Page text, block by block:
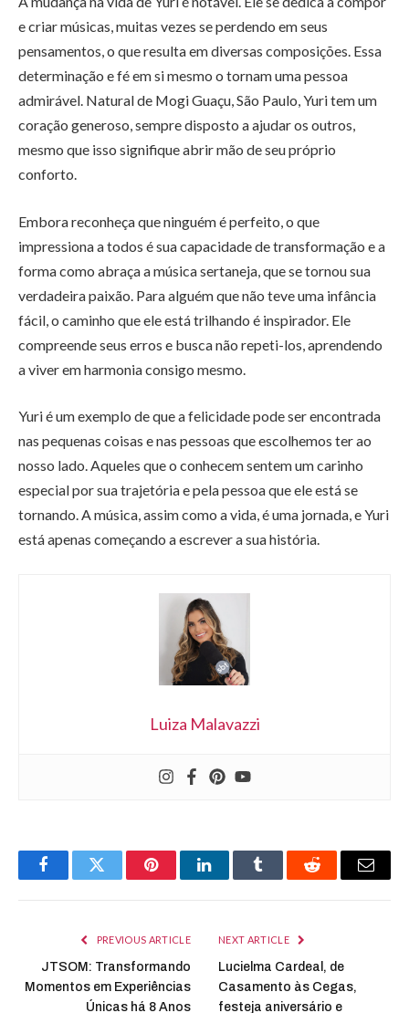
e criar músicas, muitas vezes se perdendo em seus
pensamentos, o que resulta em diversas composições. Essa
determinação e fé em si mesmo o tornam uma pessoa
admirável. Natural de Mogi Guaçu, São Paulo, Yuri tem um
coração generoso, sempre disposto a ajudar os outros,
mesmo que isso signifique abrir mão de seu próprio
conforto.
Embora reconheça que ninguém é perfeito, o que
impressiona a todos é sua capacidade de transformação e a
forma como abraça a música sertaneja, que se tornou sua
verdadeira paixão. Para alguém que não teve uma infância
fácil, o caminho que ele está trilhando é inspirador. Ele
compreende seus erros e busca não repeti-los, aprendendo
a viver em harmonia consigo mesmo.
Yuri é um exemplo de que a felicidade pode ser encontrada
nas pequenas coisas e nas pessoas que escolhemos ter ao
nosso lado. Aqueles que o conhecem sentem um carinho
especial por sua trajetória e pela pessoa que ele está se
tornando. A música, assim como a vida, é uma jornada, e Yuri
está apenas começando a escrever a sua história.
Luiza Malavazzi
FacebookTwitter PinterestLinkedInTumblr Reddit Email
PREVIOUS ARTICLE
JTSOM: Transformando
Momentos em Experiências
Únicas há 8 Anos
NEXT ARTICLE
Lucielma Cardeal, de
Casamento às Cegas,
festeja aniversário e